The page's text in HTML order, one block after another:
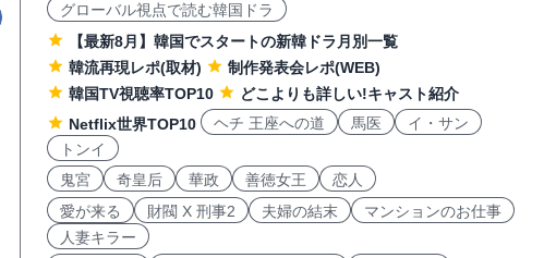
グローバル視点で読む韓国ドラ
【最新8月】韓国でスタートの新韓ドラ月別一覧
韓流再現レポ(取材)
制作発表会レポ(WEB)
韓国TV視聴率TOP10
どこよりも詳しい!キャスト紹介
Netflix世界TOP10
ヘチ 王座への道 馬医
イ・サン
トンイ
鬼宮
奇皇后 華政 善徳女王
恋人
愛が来る
財閥 X 刑事2 夫婦の結末
マンションのお仕事
人妻キラー